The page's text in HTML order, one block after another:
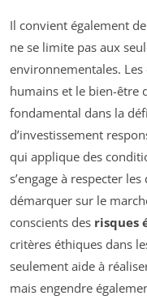
Il convient également
ne se limite pas aux
environnementales.
humains et le bien-être
fondamental dans la
d’investissement
qui applique des
s’engage à respecter
démarquer sur le
conscients des risques
critères éthiques dans
seulement aide à
mais engendre